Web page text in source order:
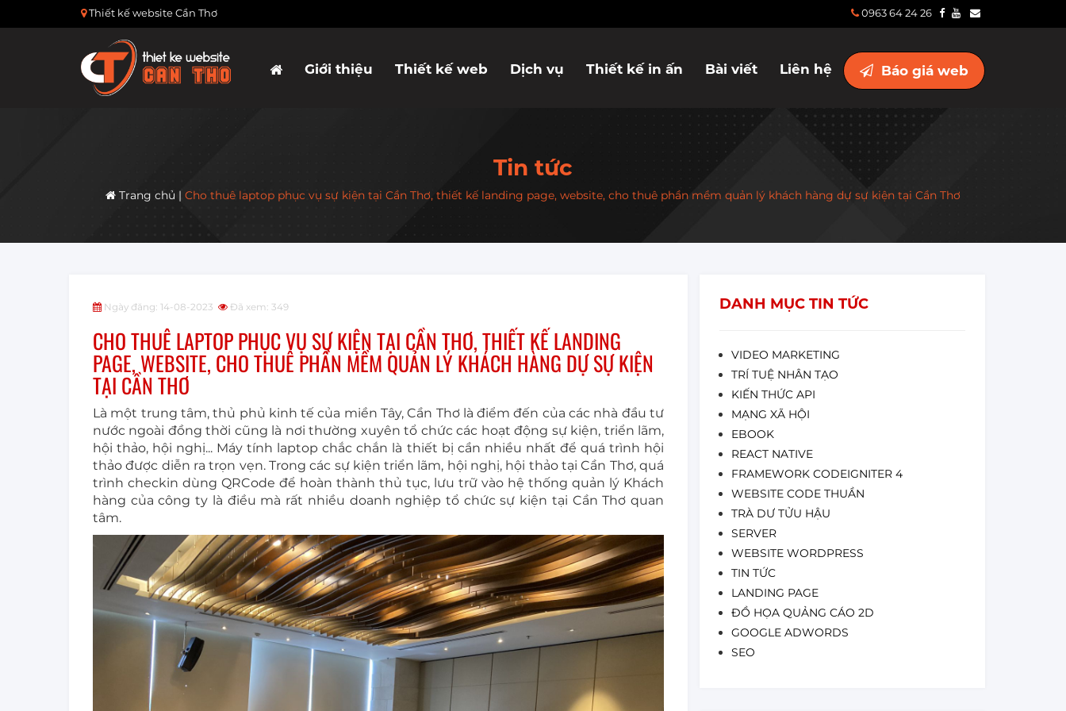
Thiết kế website Cần Thơ 0963 64 24 26
Giới thiệu Thiết kế web Dịch vụ Thiết kế in ấn Bài viết Liên hệ Báo giá web
Tin tức
Trang chủ | Cho thuê laptop phục vụ sự kiện tại Cần Thơ, thiết kế landing page, website, cho thuê phần mềm quản lý khách hàng dự sự kiện tại Cần Thơ
Ngày đăng: 14-08-2023 Đã xem: 349
CHO THUÊ LAPTOP PHỤC VỤ SỰ KIỆN TẠI CẦN THƠ, THIẾT KẾ LANDING
PAGE, WEBSITE, CHO THUÊ PHẦN MỀM QUẢN LÝ KHÁCH HÀNG DỰ SỰ KIỆN
TẠI CẦN THƠ
Là một trung tâm, thủ phủ kinh tế của miền Tây, Cần Thơ là điểm đến của các nhà đầu tư
nước ngoài đồng thời cũng là nơi thường xuyên tổ chức các hoạt động sự kiện, triển lãm,
hội thảo, hội nghị... Máy tính laptop chắc chắn là thiết bị cần nhiều nhất để quá trình hội
thảo được diễn ra trọn vẹn. Trong các sự kiện triển lãm, hội nghị, hội thảo tại Cần Thơ, quá
trình checkin dùng QRCode để hoàn thành thủ tục, lưu trữ vào hệ thống quản lý Khách
hàng của công ty là điều mà rất nhiều doanh nghiệp tổ chức sự kiện tại Cần Thơ quan
tâm.
DANH MỤC TIN TỨC
VIDEO MARKETING
TRÍ TUỆ NHÂN TẠO
KIẾN THỨC API
MẠNG XÃ HỘI
EBOOK
REACT NATIVE
FRAMEWORK CODEIGNITER 4
WEBSITE CODE THUẦN
TRÀ DƯ TỬU HẬU
SERVER
WEBSITE WORDPRESS
TIN TỨC
LANDING PAGE
ĐỒ HỌA QUẢNG CÁO 2D
GOOGLE ADWORDS
SEO